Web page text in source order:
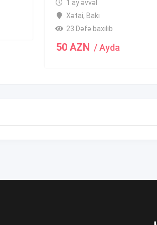
1 ay əvvəl
Xətai, Bakı
23 Dəfə baxılıb
50AZN / Ayda